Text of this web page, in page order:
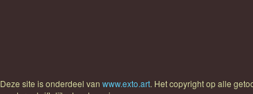
Deze site is onderdeel van www.exto.art. Het copyright op alle